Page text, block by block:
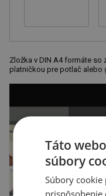
Zložka v DIN A4 formáte
platničkou pre potlač alebo
Táto
súbory
Súbory cookie
prispôsobenie